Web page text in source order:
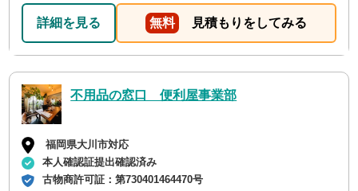
詳細を見る 無料 見積もりをしてみる
不用品の窓口 便利屋事業部
福岡県大川市対応
本人確認証提出確認済み
古物商許可証：第730401464470号